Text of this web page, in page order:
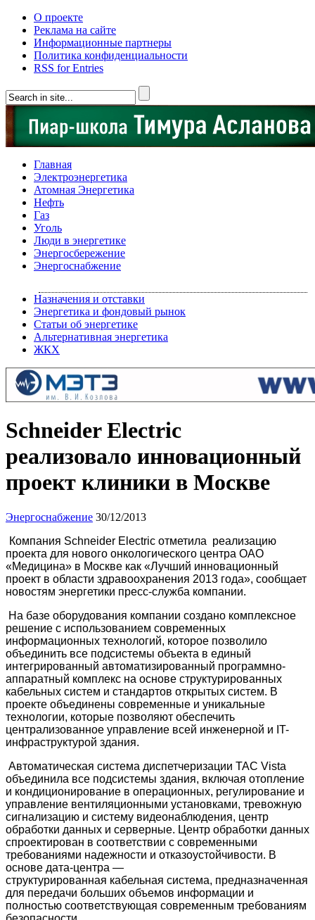
О проекте
Реклама на сайте
Информационные партнеры
Политика конфиденциальности
RSS for Entries
Главная
Электроэнергетика
Атомная Энергетика
Нефть
Газ
Уголь
Люди в энергетике
Энергосбережение
Энергоснабжение
Назначения и отставки
Энергетика и фондовый рынок
Статьи об энергетике
Альтернативная энергетика
ЖКХ
Schneider Electric
реализовало инновационный
проект клиники в Москве
Энергоснабжение 30/12/2013
Компания Schneider Electric отметила реализацию
проекта для нового онкологического центра ОАО
«Медицина» в Москве как «Лучший инновационный
проект в области здравоохранения 2013 года», сообщает
новостям энергетики пресс-служба компании.
На базе оборудования компании создано комплексное
решение с использованием современных
информационных технологий, которое позволило
объединить все подсистемы объекта в единый
интегрированный автоматизированный программно-
аппаратный комплекс на основе структурированных
кабельных систем и стандартов открытых систем. В
проекте объединены современные и уникальные
технологии, которые позволяют обеспечить
централизованное управление всей инженерной и IT-
инфраструктурой здания.
Автоматическая система диспетчеризации TAC Vista
объединила все подсистемы здания, включая отопление
и кондиционирование в операционных, регулирование и
управление вентиляционными установками, тревожную
сигнализацию и систему видеонаблюдения, центр
обработки данных и серверные. Центр обработки данных
спроектирован в соответствии с современными
требованиями надежности и отказоустойчивости. В
основе дата-центра —
структурированная кабельная система, предназначенная
для передачи больших объемов информации и
полностью соответствующая современным требованиям